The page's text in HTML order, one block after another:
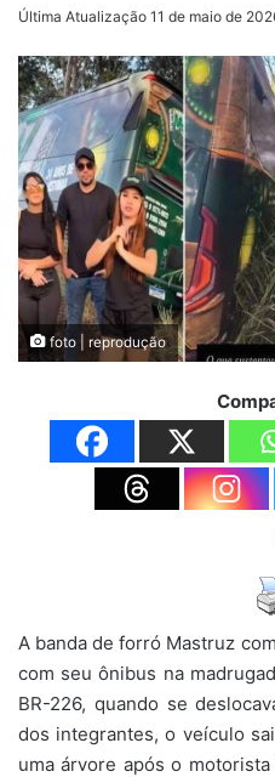
Última Atualização 11 de maio de
foto | reprodução
A banda de forró Mastruz
com seu ônibus na
BR-226, quando se
dos integrantes, o veículo
uma árvore após o